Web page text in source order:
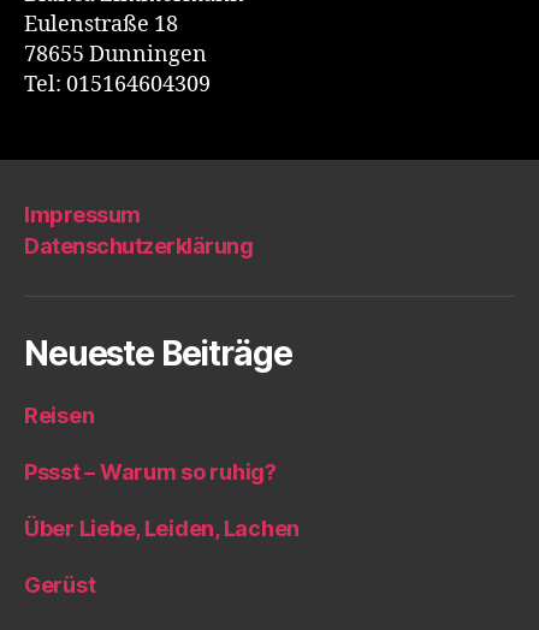
Eulenstraße 18
78655 Dunningen
Tel: 015164604309
Impressum
Datenschutzerklärung
Neueste Beiträge
Reisen
Pssst – Warum so ruhig?
Über Liebe, Leiden, Lachen
Gerüst